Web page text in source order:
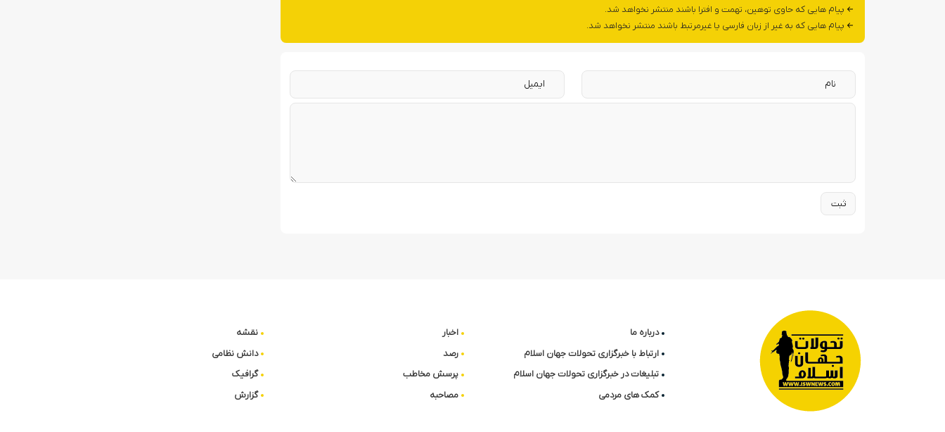
پیام هایی که حاوی توهین، تهمت و افترا باشند منتشر نخواهد شد.
پیام هایی که به غیر از زبان فارسی یا غیرمرتبط باشند منتشر نخواهد شد.
درباره ما
ارتباط با خبرگزاری تحولات جهان اسلام
تبلیغات در خبرگزاری تحولات جهان اسلام
کمک های مردمی
اخبار
رصد
پرسش مخاطب
مصاحبه
نقشه
دانش نظامی
گرافیک
گزارش